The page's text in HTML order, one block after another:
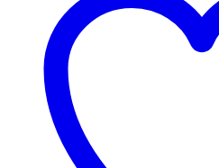
tip
240
količina